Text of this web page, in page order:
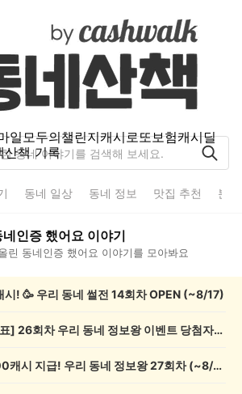
일모두의챌린지캐시로또보험캐시딜
산책 기록
동네 일상 동네 정보 맛집 추천 분
네인증 했어요 이야기
린 동네인증 했어요 이야기를 모아봐요
! 🥳 우리 동네 썰전 14회차 OPEN (~8/17)
💰[당첨자 발표] 26회차 우리 동네 정보왕 이벤트 당첨자를 발표합니다!
💸 전원 2,000캐시 지급! 우리 동네 정보왕 27회차 (~8/10)